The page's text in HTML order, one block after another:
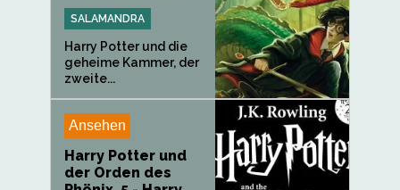
SALAMANDRA
Harry Potter und die
geheime Kammer, der
zweite...
Ansehen
Harry Potter und
der Orden des